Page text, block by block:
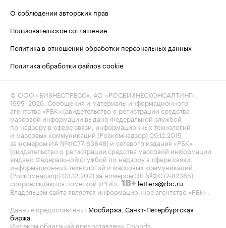
О соблюдении авторских прав
Пользовательское соглашение
Политика в отношении обработки персональных данных
Политика обработки файлов cookie
© ООО «БИЗНЕСПРЕСС», АО «РОСБИЗНЕСКОНСАЛТИНГ»,
1995–2026. Сообщения и материалы информационного
агентства «РБК» (свидетельство о регистрации средства
массовой информации выдано Федеральной службой
по надзору в сфере связи, информационных технологий
и массовых коммуникаций (Роскомнадзор) 09.12.2015
за номером ИА №ФС77-63848) и сетевого издания «РБК»
(свидетельство о регистрации средства массовой информации
выдано Федеральной службой по надзору в сфере связи,
информационных технологий и массовых коммуникаций
(Роскомнадзор) 03.12.2021 за номером ЭЛ №ФС77-82385)
сопровождаются пометкой «РБК». 18+ letters@rbc.ru
Владельцем сайта является информационное агентство «РБК».
Данные предоставлены: Мосбиржа, Санкт-Петербургская
биржа.
Индексы облигаций предоставлены Cbonds.